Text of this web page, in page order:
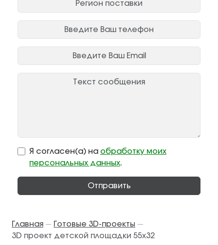
Я согласен(а) на обработку моих
персональных данных.
Отправить
Главная — Готовые 3D-проекты —
3D проект детской площадки 55x32